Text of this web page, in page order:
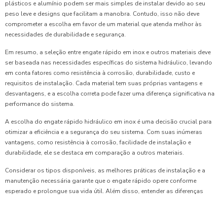
plásticos e alumínio podem ser mais simples de instalar devido ao seu
peso leve e designs que facilitam a manobra. Contudo, isso não deve
comprometer a escolha em favor de um material que atenda melhor às
necessidades de durabilidade e segurança.
Em resumo, a seleção entre engate rápido em inox e outros materiais deve
ser baseada nas necessidades específicas do sistema hidráulico, levando
em conta fatores como resistência à corrosão, durabilidade, custo e
requisitos de instalação. Cada material tem suas próprias vantagens e
desvantagens, e a escolha correta pode fazer uma diferença significativa na
performance do sistema.
A escolha do engate rápido hidráulico em inox é uma decisão crucial para
otimizar a eficiência e a segurança do seu sistema. Com suas inúmeras
vantagens, como resistência à corrosão, facilidade de instalação e
durabilidade, ele se destaca em comparação a outros materiais.
Considerar os tipos disponíveis, as melhores práticas de instalação e a
manutenção necessária garante que o engate rápido opere conforme
esperado e prolongue sua vida útil. Além disso, entender as diferenças